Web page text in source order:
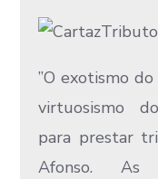
​”​O exotismo
virtuosismo
para prestar
Afonso. As